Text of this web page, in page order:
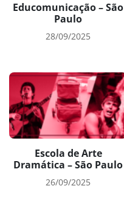
Educomunicação – São
Paulo
28/09/2025
Escola de Arte
Dramática – São Paulo
26/09/2025